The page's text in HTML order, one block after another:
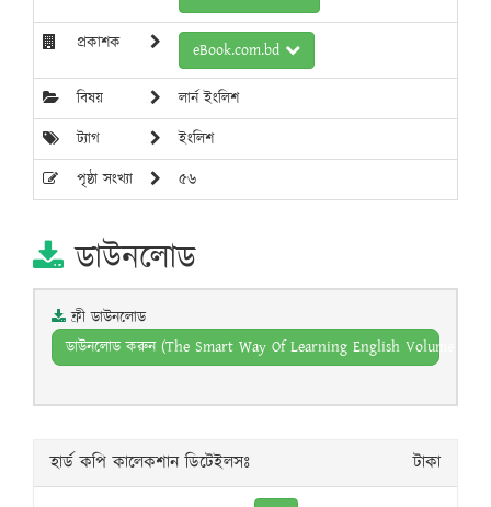
প্রকাশক eBook.com.bd
বিষয়
লার্ন ইংলিশ
ট্যাগ
ইংলিশ
পৃষ্ঠা সংখ্যা
৫৬
ডাউনলোড
ফ্রী ডাউনলোড
ডাউনলোড করুন (The Smart Way Of Learning English Volume 2 S-
হার্ড কপি কালেকশান ডিটেইলসঃ টাকা